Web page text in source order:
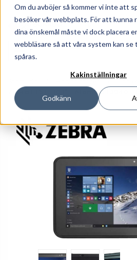
Om du avböjer så kommer vi inte att
besöker vår webbplats. För att kunna
dina önskemål måste vi dock placera
webbläsare så att våra system kan
spåras.
Kakinställningar
Godkänn
010-162 61 90
Handdatorer
Tablets
Zebra ET51 - 10.1" - Atom X5 E3940 -